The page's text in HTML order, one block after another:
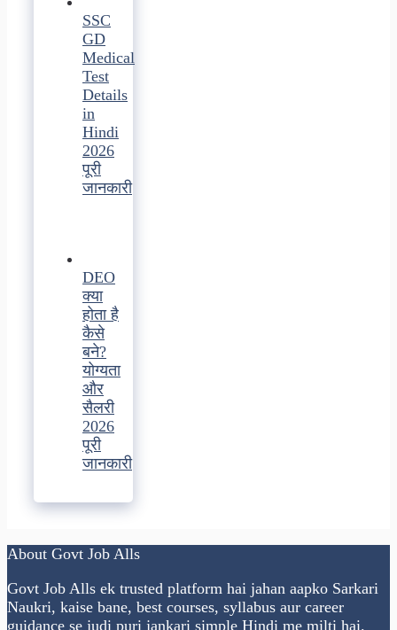
SSC
GD
Medical
Test
Details
in
Hindi
2026
पूरी
जानकारी
DEO
क्या
होता है
कैसे
बने?
योग्यता
और
सैलरी
2026
पूरी
जानकारी
About Govt Job Alls
Govt Job Alls ek trusted platform hai jahan aapko Sarkari
Naukri, kaise bane, best courses, syllabus aur career
guidance se judi puri jankari simple Hindi me milti hai.